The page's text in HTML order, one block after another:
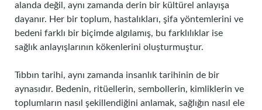
alanda değil, aynı zamanda derin bir kültürel anlayışa
dayanır. Her bir toplum, hastalıkları, şifa yöntemlerini ve
bedeni farklı bir biçimde algılamış, bu farklılıklar ise
sağlık anlayışlarının kökenlerini oluşturmuştur.
Tıbbın tarihi, aynı zamanda insanlık tarihinin de bir
aynasıdır. Bedenin, ritüellerin, sembollerin, kimliklerin ve
toplumların nasıl şekillendiğini anlamak, sağlığın nasıl ele